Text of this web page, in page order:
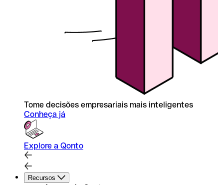
Tome decisões empresariais mais inteligentes
Conheça já
Explore a Qonto
Recursos